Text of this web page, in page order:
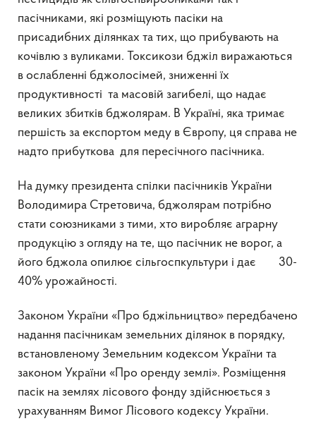
пасічниками, які розміщують пасіки на
присадибних ділянках та тих, що прибувають на
кочівлю з вуликами. Токсикози бджіл виражаються
в ослабленні бджолосімей, зниженні їх
продуктивності та масовій загибелі, що надає
великих збитків бджолярам. В Україні, яка тримає
першість за експортом меду в Європу, ця справа не
надто прибуткова для пересічного пасічника.
На думку президента спілки пасічників України
Володимира Стретовича, бджолярам потрібно
стати союзниками з тими, хто виробляє аграрну
продукцію з огляду на те, що пасічник не ворог, а
його бджола опилює сільгоспкультури і дає 30-
40% урожайності.
Законом України «Про бджільництво» передбачено
надання пасічникам земельних ділянок в порядку,
встановленому Земельним кодексом України та
законом України «Про оренду землі». Розміщення
пасік на землях лісового фонду здійснюється з
урахуванням Вимог Лісового кодексу України.